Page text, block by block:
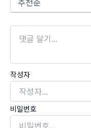
작성자
비밀번호